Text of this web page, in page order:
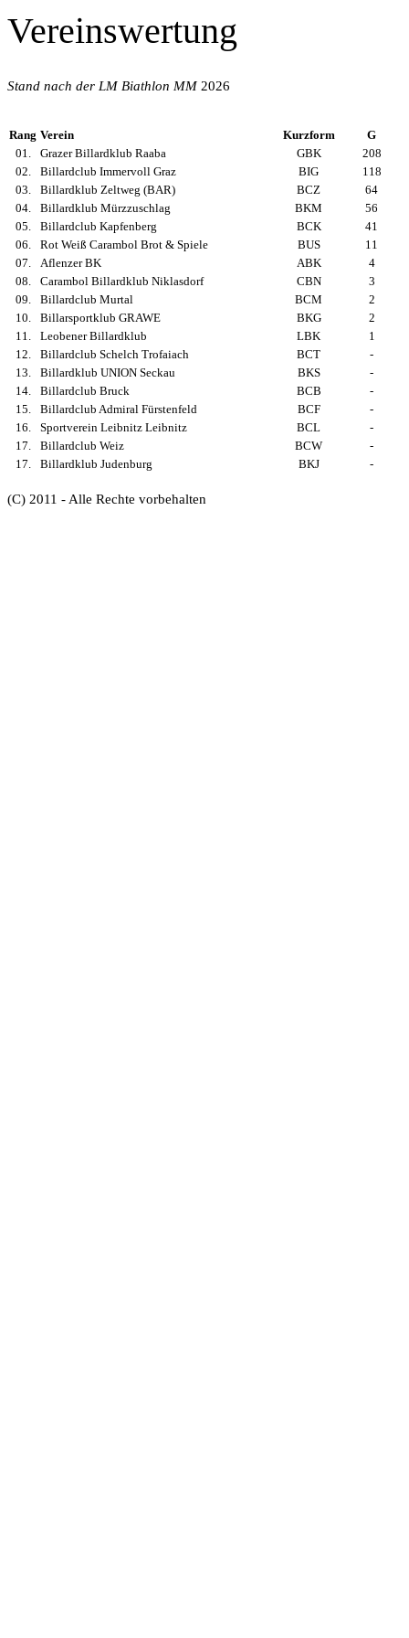
Vereinswertung
Stand nach der LM Biathlon MM 2026
Rang Verein Kurzform
G
01.
Grazer Billardklub Raaba GBK
208
02.
Billardclub Immervoll Graz BIG
118
03.
Billardklub Zeltweg (BAR) BCZ
64
04.
Billardklub Mürzzuschlag BKM
56
05.
Billardclub Kapfenberg BCK
41
06.
Rot Weiß Carambol Brot & Spiele BUS
11
07.
Aflenzer BK ABK
4
08.
Carambol Billardklub Niklasdorf CBN
3
09.
Billardclub Murtal BCM
2
10.
Billarsportklub GRAWE BKG
2
11.
Leobener Billardklub LBK
1
12.
Billardclub Schelch Trofaiach BCT
-
13.
Billardklub UNION Seckau BKS
-
14.
Billardclub Bruck BCB
-
15.
Billardclub Admiral Fürstenfeld BCF
-
16.
Sportverein Leibnitz Leibnitz BCL
-
17.
Billardclub Weiz BCW
-
17.
Billardklub Judenburg BKJ -
(C) 2011 - Alle Rechte vorbehalten